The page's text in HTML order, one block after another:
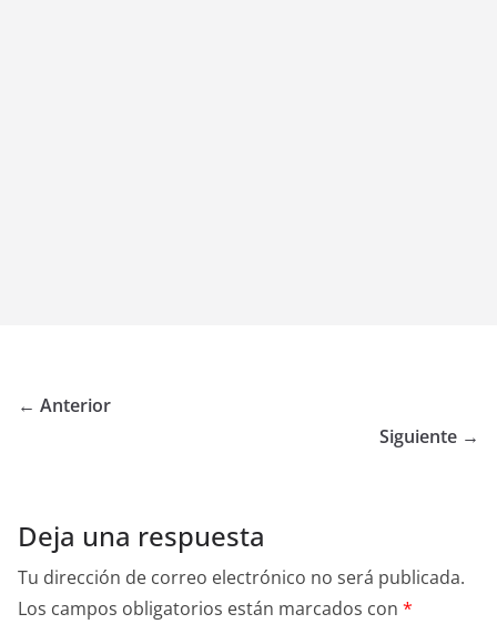
← Anterior
Siguiente →
Deja una respuesta
Tu dirección de correo electrónico no será publicada.
Los campos obligatorios están marcados con *